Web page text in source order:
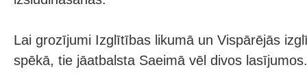
Lai grozījumi Izglītības likumā un Vispārējās
spēkā, tie jāatbalsta Saeimā vēl divos lasījumos.